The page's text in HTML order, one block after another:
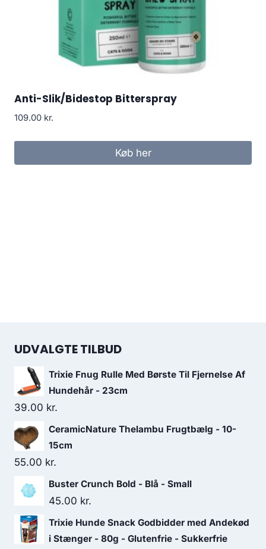
Anti-Slik/Bidestop Bitterspray
109.00 kr.
Køb her
UDVALGTE TILBUD
Trixie Fnug Rulle Med Børste Til Fjernelse Af
Hundehår - 23cm
39.00 kr.
CeramicNature Thelambu Frugtbælg - 10-
15cm
55.00 kr.
Buster Crunch Bold - Blå - Small
45.00 kr.
Trixie Hunde Snack Godbidder med Andekød
i Stænger - 80g - Glutenfrie - Sukkerfrie